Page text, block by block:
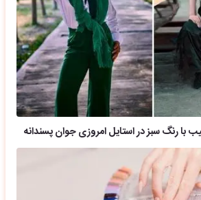
با رنگ سبز در استایل امروزی جوان پسندانه